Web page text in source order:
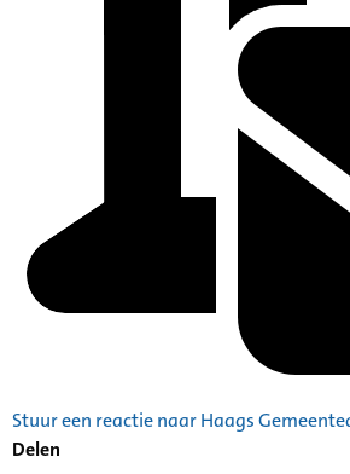
Stuur een reactie naar Haags
Delen